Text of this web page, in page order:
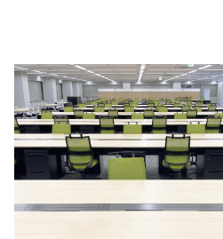
エントランスに壁面オーダ
プを選ぶことが出来、見せ